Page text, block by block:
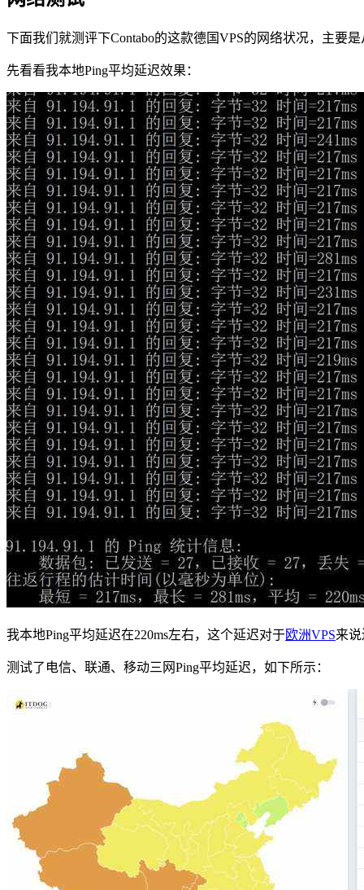
下面我们就测评下Contabo的这款德国VPS的网络状况，主要
先看看我本地Ping平均延迟效果：
我本地Ping平均延迟在220ms左右，这个延迟对于欧洲VPS来
测试了电信、联通、移动三网Ping平均延迟，如下所示：